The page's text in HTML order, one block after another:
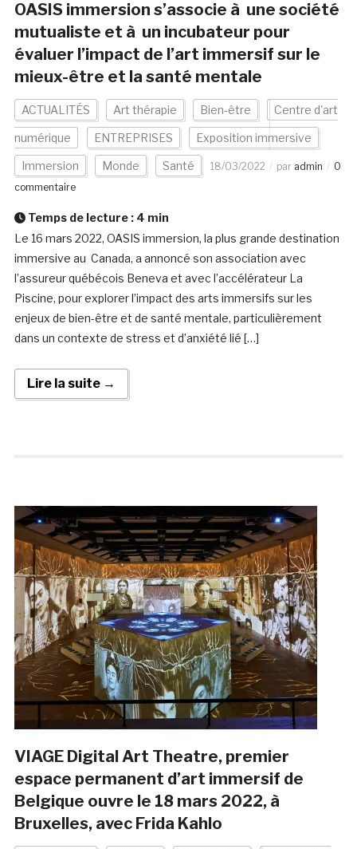
OASIS immersion s’associe à une société
mutualiste et à un incubateur pour
évaluer l’impact de l’art immersif sur le
mieux-être et la santé mentale
ACTUALITÉS Art thérapie Bien-être Centre d'art
numérique ENTREPRISES Exposition immersive
Immersion Monde Santé 18/03/2022 par admin
0
commentaire
Temps de lecture : 4 min
Le 16 mars 2022, OASIS immersion, la plus grande destination
immersive au Canada, a annoncé son association avec
l’assureur québécois Beneva et avec l’accélérateur La
Piscine, pour explorer l’impact des arts immersifs sur les
enjeux de bien-être et de santé mentale, particulièrement
dans un contexte de stress et d’anxiété lié […]
Lire la suite →
VIAGE Digital Art Theatre, premier
espace permanent d’art immersif de
Belgique ouvre le 18 mars 2022, à
Bruxelles, avec Frida Kahlo